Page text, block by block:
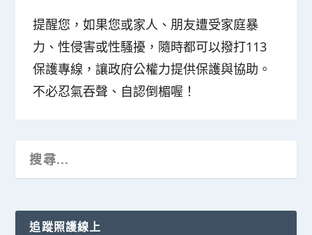
提醒您，如果您或家人、朋友遭受家庭暴
力、性侵害或性騷擾，隨時都可以撥打113
保護專線，讓政府公權力提供保護與協助。
不必忍氣吞聲、自認倒楣喔！
追蹤照護線上